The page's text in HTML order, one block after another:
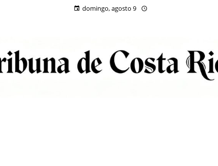
domingo, agosto 9